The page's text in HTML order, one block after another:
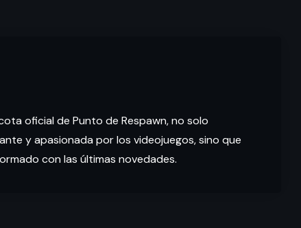
oficial de Punto de Respawn, no solo
y apasionada por los videojuegos, sino que
con las últimas novedades.